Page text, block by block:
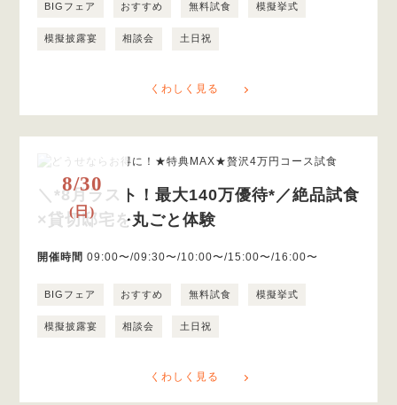
BIGフェア おすすめ 無料試食 模擬挙式
模擬披露宴 相談会 土日祝
くわしく見る
8/30
(日)
＼*8月ラスト！最大140万優待*／絶品試食
×貸切邸宅を丸ごと体験
開催時間 09:00〜/09:30〜/10:00〜/15:00〜/16:00〜
BIGフェア おすすめ 無料試食 模擬挙式
模擬披露宴 相談会 土日祝
くわしく見る